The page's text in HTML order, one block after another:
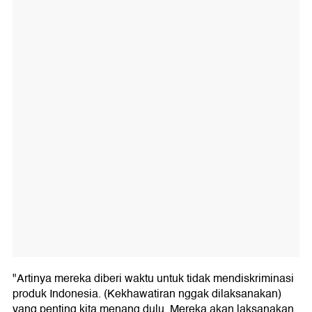
"Artinya mereka diberi waktu untuk tidak mendiskriminasi
produk Indonesia. (Kekhawatiran nggak dilaksanakan)